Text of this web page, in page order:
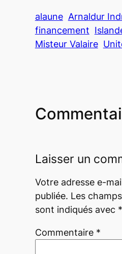
alaune Arnaldur
financement
Misteur Valaire
Laisser un
Votre adresse e-
publiée. Les
sont indiqués avec *
Commentaire *